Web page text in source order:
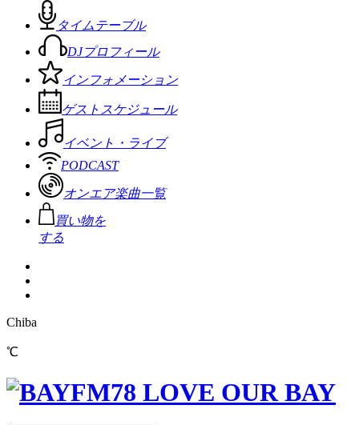
タイムテーブル
DJプロフィール
インフォメーション
ゲストスケジュール
イベント・ライブ
PODCAST
オンエア楽曲一覧
買い物を
する
Chiba
℃